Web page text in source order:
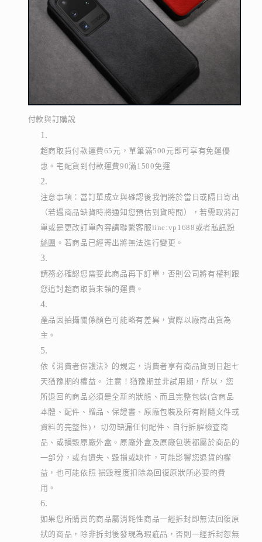
付款與訂購說
超商取貨付款運費65元，單筆滿500元即可享有免運優
惠。宅配貨到付款運費90滿1500免運
注意事項：當訂單成立與確認後我們將於當日或隔日寄出
（若遇商品缺貨時將通知您預估到貨時間），若需取消訂
單或是更改訂單內容請聯繫客服line:vp1688或者私訊粉
絲團 。若商品已經寄出將無法進行變更。
請務必確認您需要此商品再下訂單，否則公司將有權利跟
您追討超商取貨未領的運費。
產品因拍攝關係顏色可能略有差異，實際以廠商出貨為
主。
依《消費者保護法》的規定，消費者享有商品貨到日起七
天猶豫期的權益。 注意！猶豫期並非試用期，所以，您
所退回的商品必須是全新的狀態、而且完整包裝(含商品
本體、配件、贈品、保證書、原廠包裝及所有附隨文件或
資料的完整性)， 切勿缺漏任何配件、自行拆解檢查商
品、或損毀原廠外盒。原廠外盒及原廠包裝都屬於商品的
一部分，或有遺失、毀損或缺件，可能影響您退貨的權
益，也可能依照 損毀程度扣除為回復原狀所必要的費
用。
如果您所購買的商品屬消耗性商品一經拆封即無法回復原
狀的商品，除非拆封後發現為瑕疵品，否則一經拆封恕無